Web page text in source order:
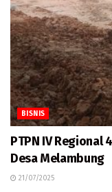
BISNIS
PTPN IV Regional
Desa Melambung
21/07/2025